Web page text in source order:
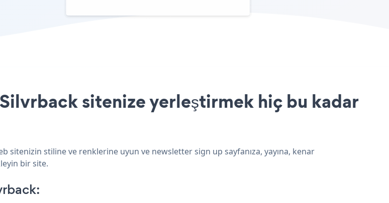
sitenize yerleştirmek hiç bu kadar
sitenizin stiline ve renklerine uyun ve newsletter sign up sayfanıza, yayına, kenar
bir site.